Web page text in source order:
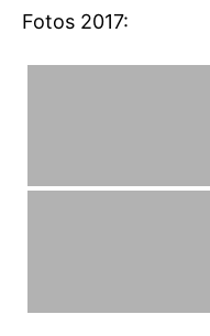
Fotos 2017: